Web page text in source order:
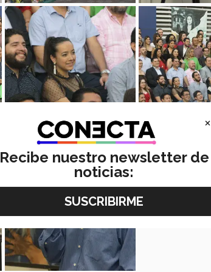
×
Recibe nuestro newsletter de
noticias: